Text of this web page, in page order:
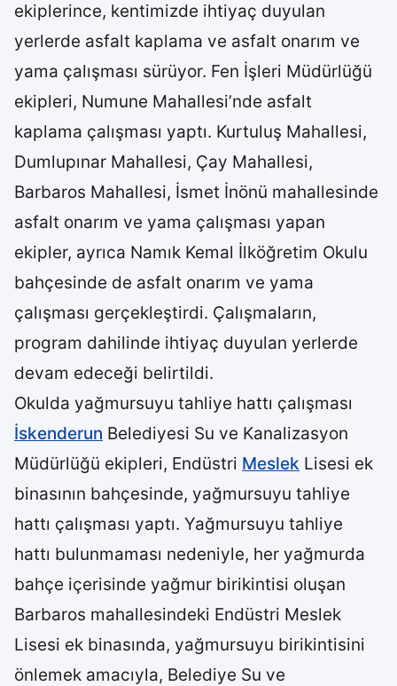
ekiplerince, kentimizde ihtiyaç duyulan
yerlerde asfalt kaplama ve asfalt onarım ve
yama çalışması sürüyor. Fen İşleri Müdürlüğü
ekipleri, Numune Mahallesi’nde asfalt
kaplama çalışması yaptı. Kurtuluş Mahallesi,
Dumlupınar Mahallesi, Çay Mahallesi,
Barbaros Mahallesi, İsmet İnönü mahallesinde
asfalt onarım ve yama çalışması yapan
ekipler, ayrıca Namık Kemal İlköğretim Okulu
bahçesinde de asfalt onarım ve yama
çalışması gerçekleştirdi. Çalışmaların,
program dahilinde ihtiyaç duyulan yerlerde
devam edeceği belirtildi.
Okulda yağmursuyu tahliye hattı çalışması
İskenderun Belediyesi Su ve Kanalizasyon
Müdürlüğü ekipleri, Endüstri Meslek Lisesi ek
binasının bahçesinde, yağmursuyu tahliye
hattı çalışması yaptı. Yağmursuyu tahliye
hattı bulunmaması nedeniyle, her yağmurda
bahçe içerisinde yağmur birikintisi oluşan
Barbaros mahallesindeki Endüstri Meslek
Lisesi ek binasında, yağmursuyu birikintisini
önlemek amacıyla, Belediye Su ve